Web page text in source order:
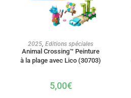
AJOUTER AU PANIER
2025, Editions spéciales
Animal Crossing™ Peinture
à la plage avec Lico (30703)
5,00€